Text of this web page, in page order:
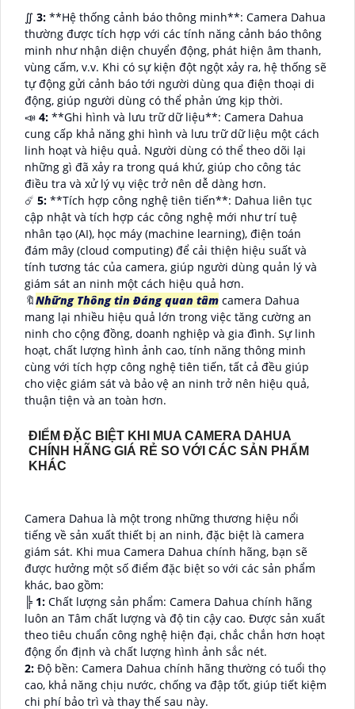
∬ 3: **Hệ thống cảnh báo thông minh**: Camera Dahua
thường được tích hợp với các tính năng cảnh báo thông
minh như nhận diện chuyển động, phát hiện âm thanh,
vùng cấm, v.v. Khi có sự kiện đột ngột xảy ra, hệ thống sẽ
tự động gửi cảnh báo tới người dùng qua điện thoại di
động, giúp người dùng có thể phản ứng kịp thời.
📣 4: **Ghi hình và lưu trữ dữ liệu**: Camera Dahua
cung cấp khả năng ghi hình và lưu trữ dữ liệu một cách
linh hoạt và hiệu quả. Người dùng có thể theo dõi lại
những gì đã xảy ra trong quá khứ, giúp cho công tác
điều tra và xử lý vụ việc trở nên dễ dàng hơn.
☄️ 5: **Tích hợp công nghệ tiên tiến**: Dahua liên tục
cập nhật và tích hợp các công nghệ mới như trí tuệ
nhân tạo (AI), học máy (machine learning), điện toán
đám mây (cloud computing) để cải thiện hiệu suất và
tính tương tác của camera, giúp người dùng quản lý và
giám sát an ninh một cách hiệu quả hơn.
🔖Những Thông tin Đáng quan tâm camera Dahua
mang lại nhiều hiệu quả lớn trong việc tăng cường an
ninh cho cộng đồng, doanh nghiệp và gia đình. Sự linh
hoạt, chất lượng hình ảnh cao, tính năng thông minh
cùng với tích hợp công nghệ tiên tiến, tất cả đều giúp
cho việc giám sát và bảo vệ an ninh trở nên hiệu quả,
thuận tiện và an toàn hơn.
ĐIỂM ĐẶC BIỆT KHI MUA CAMERA DAHUA
CHÍNH HÃNG GIÁ RẺ SO VỚI CÁC SẢN PHẨM
KHÁC
Camera Dahua là một trong những thương hiệu nổi
tiếng về sản xuất thiết bị an ninh, đặc biệt là camera
giám sát. Khi mua Camera Dahua chính hãng, bạn sẽ
được hưởng một số điểm đặc biệt so với các sản phẩm
khác, bao gồm:
╠ 1: Chất lượng sản phẩm: Camera Dahua chính hãng
luôn an Tâm chất lượng và độ tin cậy cao. Được sản xuất
theo tiêu chuẩn công nghệ hiện đại, chắc chắn hơn hoạt
động ổn định và chất lượng hình ảnh sắc nét.
2: Độ bền: Camera Dahua chính hãng thường có tuổi thọ
cao, khả năng chịu nước, chống va đập tốt, giúp tiết kiệm
chi phí bảo trì và thay thế sau này.